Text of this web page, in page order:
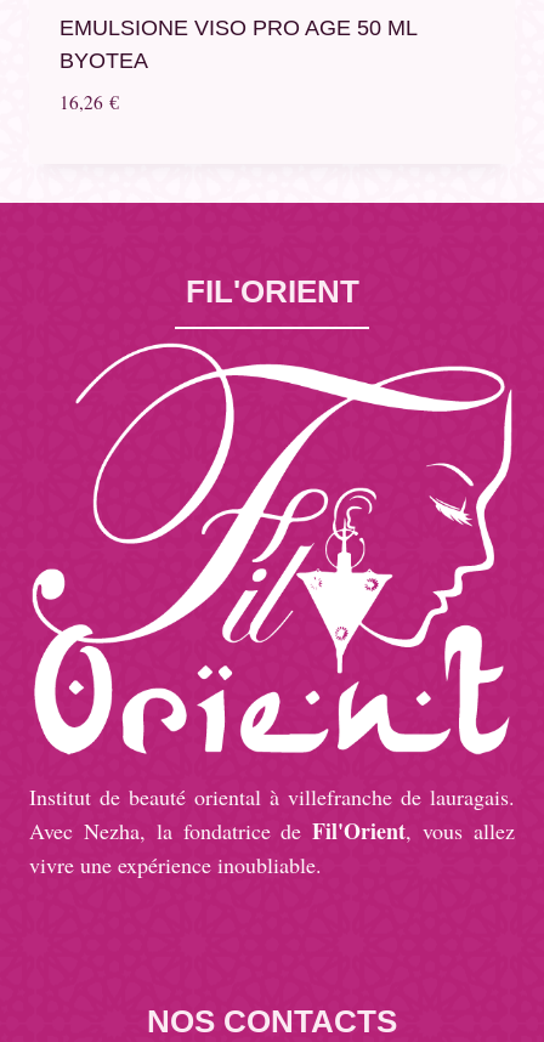
EMULSIONE VISO PRO AGE 50 ML
BYOTEA
16,26 €
FIL'ORIENT
Institut de beauté oriental à villefranche de lauragais.
Avec Nezha, la fondatrice deFil'Orient, vous allez
vivre une expérience inoubliable.
NOS CONTACTS